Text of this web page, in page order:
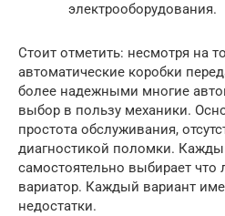
электрооборудования.
Стоит отметить: несмотря на
автоматические коробки
более надежными многие
выбор в пользу механики.
простота обслуживания,
диагностикой поломки.
самостоятельно выбирает что
вариатор. Каждый вариант
недостатки.